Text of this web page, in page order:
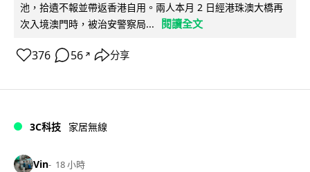
池，拾遺不報並帶返香港自用。兩人本月 2 日經港珠澳大橋再
次入境澳門時，被治安警察局...
閱讀全文
376 56 ↗ 分享
3C科技 家居無線
Vin 18 小時